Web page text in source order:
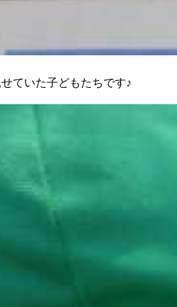
ていた子どもたちです♪